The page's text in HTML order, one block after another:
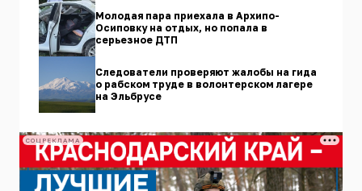
Молодая пара приехала в Архипо-
Осиповку на отдых, но попала в
серьезное ДТП
Следователи проверяют жалобы на гида
о рабском труде в волонтерском лагере
на Эльбрусе
СОЦРЕКЛАМА